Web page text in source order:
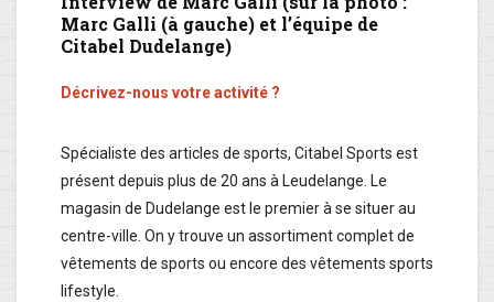
Marc Galli (à gauche) et l’équipe de
Citabel Dudelange)
Décrivez-nous votre activité ?
Spécialiste des articles de sports, Citabel Sports est
présent depuis plus de 20 ans à Leudelange. Le
magasin de Dudelange est le premier à se situer au
centre-ville. On y trouve un assortiment complet de
vêtements de sports ou encore des vêtements sports
lifestyle.